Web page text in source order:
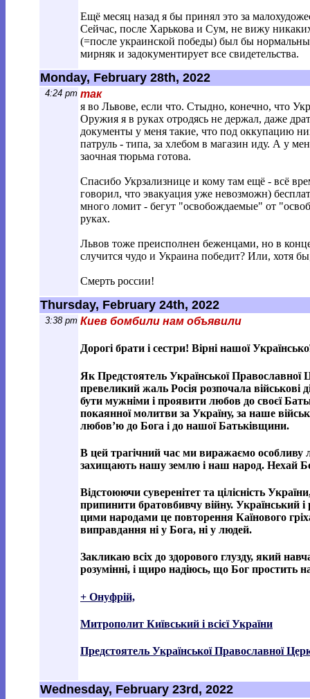
Ещё месяц назад я бы принял это за
Сейчас, после Харькова и Сум, не вижу
(=после украинской победы) был бы
мирняк и задокументирует все свидетельства.
Monday, February 28th, 2022
4:24 pm так
я во Львове, если что. Стыдно, конечно, что
Оружия я в руках отродясь не держал, даже
документы у меня такие, что под оккупацию
патруль - типа, за хлебом в магазин иду. А у
заочная тюрьма готова.
Спасибо Укрзализнице и кому там ещё - всё
говорил, что эвакуация уже невозможн)
много ломит - бегут "освобождаемые" от
руках.
Львов тоже преисполнен беженцами, но в
случится чудо и Украина победит? Или, хотя
Смерть россии!
Thursday, February 24th, 2022
3:38 pm Киев бомбили нам объявили
Дорогі брати і сестри! Вірні нашої
Як Предстоятель Української Православної
превеликий жаль Росія розпочала військові
бути мужніми і проявити любов до своєї
покаянної молитви за Україну, за наше
любов’ю до Бога і до нашої Батьківщини.
В цей трагічний час ми виражаємо особливу
захищають нашу землю і наш народ. Нехай
Відстоюючи суверенітет та цілісність
припинити братовбивчу війну. Український
цими народами це повторення Каїнового
виправдання ні у Бога, ні у людей.
Закликаю всіх до здорового глузду, який
розумінні, і щиро надіюсь, що Бог простить
+ Онуфрій,
Митрополит Київський і всієї України
Предстоятель Української Православної
Wednesday, February 23rd, 2022